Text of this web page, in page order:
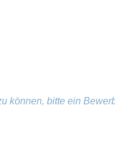
können, bitte ein